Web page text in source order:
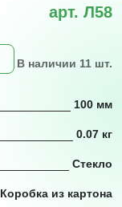
арт. Л58
В наличии 11 шт.
100 мм
0.07 кг
Стекло
Коробка из картона